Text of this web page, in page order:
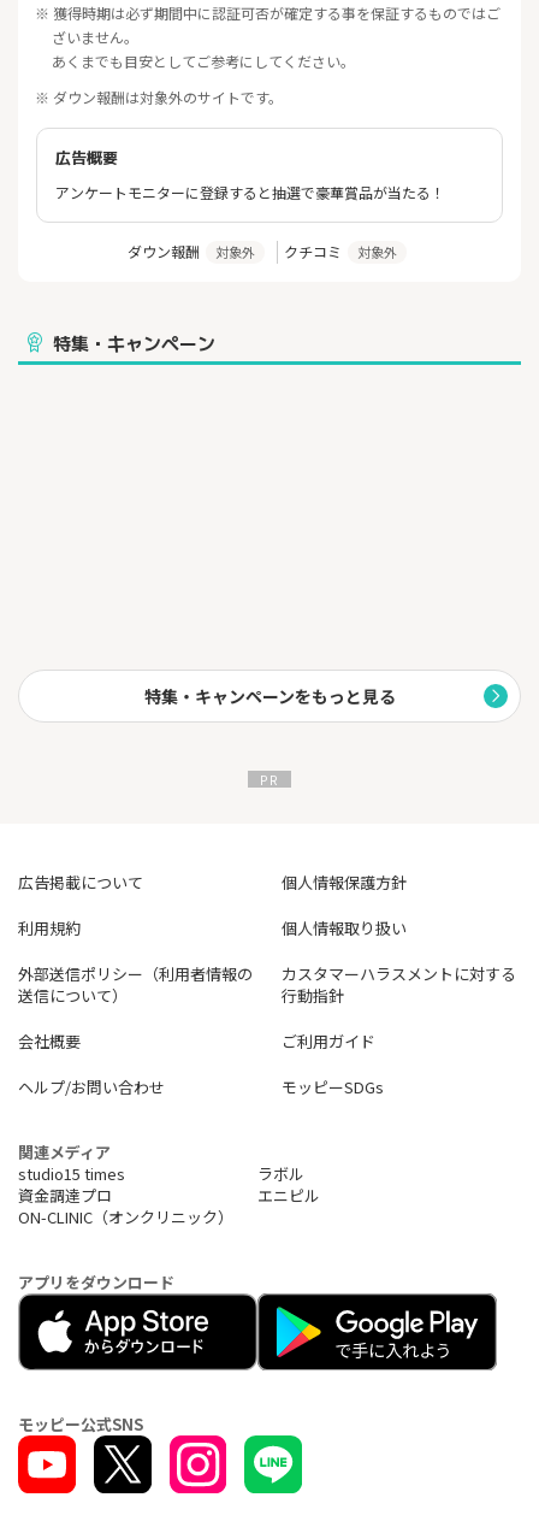
※ 獲得時期は必ず期間中に認証可否が確定する事を保証するものではご
ざいません。
あくまでも目安としてご参考にしてください。
※ ダウン報酬は対象外のサイトです。
広告概要
アンケートモニターに登録すると抽選で豪華賞品が当たる！
ダウン報酬 対象外 クチコミ 対象外
特集・キャンペーン
特集・キャンペーンをもっと見る
広告掲載について
個人情報保護方針
利用規約
個人情報取り扱い
外部送信ポリシー（利用者情報の
送信について）
カスタマーハラスメントに対する
行動指針
会社概要
ご利用ガイド
ヘルプ/お問い合わせ
モッピーSDGs
関連メディア
studio15 times
ラボル
資金調達プロ
エニピル
ON-CLINIC（オンクリニック）
アプリをダウンロード
モッピー公式SNS